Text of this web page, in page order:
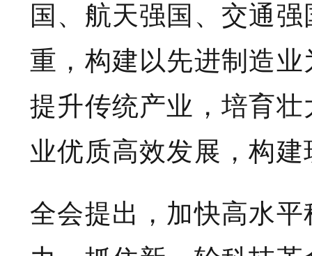
国、航天强国、交通
重，构建以先进制造
提升传统产业，培育
业优质高效发展，构
全会提出，加快高水